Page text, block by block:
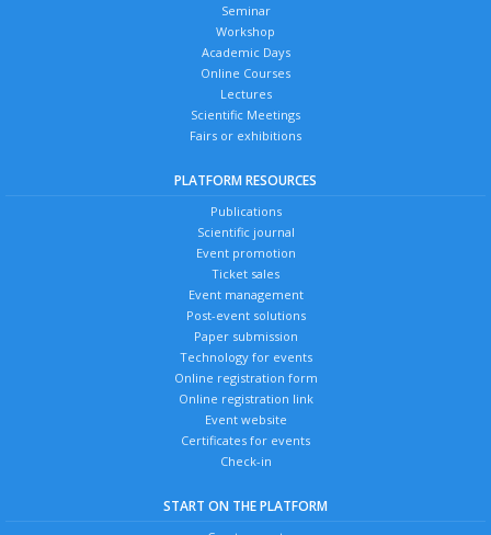
Seminar
Workshop
Academic Days
Online Courses
Lectures
Scientific Meetings
Fairs or exhibitions
PLATFORM RESOURCES
Publications
Scientific journal
Event promotion
Ticket sales
Event management
Post-event solutions
Paper submission
Technology for events
Online registration form
Online registration link
Event website
Certificates for events
Check-in
START ON THE PLATFORM